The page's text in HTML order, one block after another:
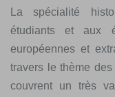
La spécialité
étudiants et aux
européennes et
travers le thème
couvrent un très